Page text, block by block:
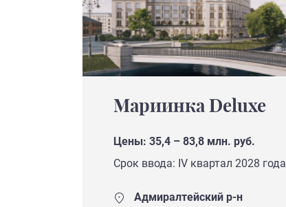
Мариинка Deluxe
Цены: 35,4 – 83,8 млн. руб.
Срок ввода: IV квартал 2028 года
Адмиралтейский р-н